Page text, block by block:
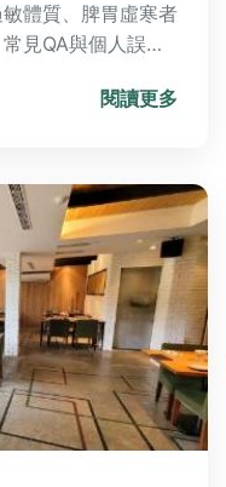
體質、脾胃虛寒者
見QA與個人誤食
閱讀更多